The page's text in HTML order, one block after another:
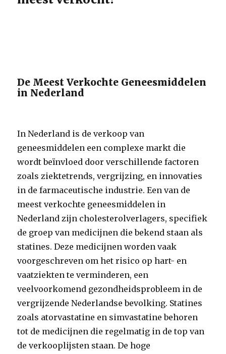
De Meest Verkochte Geneesmiddelen
in Nederland
In Nederland is de verkoop van
geneesmiddelen een complexe markt die
wordt beïnvloed door verschillende factoren
zoals ziektetrends, vergrijzing, en innovaties
in de farmaceutische industrie. Een van de
meest verkochte geneesmiddelen in
Nederland zijn cholesterolverlagers, specifiek
de groep van medicijnen die bekend staan als
statines. Deze medicijnen worden vaak
voorgeschreven om het risico op hart- en
vaatziekten te verminderen, een
veelvoorkomend gezondheidsprobleem in de
vergrijzende Nederlandse bevolking. Statines
zoals atorvastatine en simvastatine behoren
tot de medicijnen die regelmatig in de top van
de verkooplijsten staan. De hoge